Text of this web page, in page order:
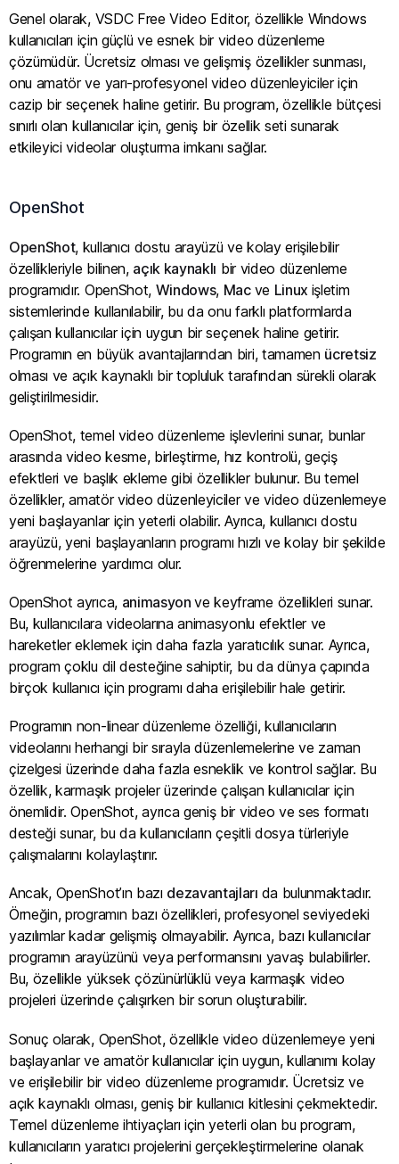
Genel olarak, VSDC Free Video Editor, özellikle Windows
kullanıcıları için güçlü ve esnek bir video düzenleme
çözümüdür. Ücretsiz olması ve gelişmiş özellikler sunması,
onu amatör ve yarı-profesyonel video düzenleyiciler için
cazip bir seçenek haline getirir. Bu program, özellikle bütçesi
sınırlı olan kullanıcılar için, geniş bir özellik seti sunarak
etkileyici videolar oluşturma imkanı sağlar.
OpenShot
OpenShot, kullanıcı dostu arayüzü ve kolay erişilebilir
özellikleriyle bilinen, açık kaynaklı bir video düzenleme
programıdır. OpenShot, Windows, Mac ve Linux işletim
sistemlerinde kullanılabilir, bu da onu farklı platformlarda
çalışan kullanıcılar için uygun bir seçenek haline getirir.
Programın en büyük avantajlarından biri, tamamen ücretsiz
olması ve açık kaynaklı bir topluluk tarafından sürekli olarak
geliştirilmesidir.
OpenShot, temel video düzenleme işlevlerini sunar, bunlar
arasında video kesme, birleştirme, hız kontrolü, geçiş
efektleri ve başlık ekleme gibi özellikler bulunur. Bu temel
özellikler, amatör video düzenleyiciler ve video düzenlemeye
yeni başlayanlar için yeterli olabilir. Ayrıca, kullanıcı dostu
arayüzü, yeni başlayanların programı hızlı ve kolay bir şekilde
öğrenmelerine yardımcı olur.
OpenShot ayrıca, animasyonve keyframe özellikleri sunar.
Bu, kullanıcılara videolarına animasyonlu efektler ve
hareketler eklemek için daha fazla yaratıcılık sunar. Ayrıca,
program çoklu dil desteğine sahiptir, bu da dünya çapında
birçok kullanıcı için programı daha erişilebilir hale getirir.
Programın non-linear düzenleme özelliği, kullanıcıların
videolarını herhangi bir sırayla düzenlemelerine ve zaman
çizelgesi üzerinde daha fazla esneklik ve kontrol sağlar. Bu
özellik, karmaşık projeler üzerinde çalışan kullanıcılar için
önemlidir. OpenShot, ayrıca geniş bir video ve ses formatı
desteği sunar, bu da kullanıcıların çeşitli dosya türleriyle
çalışmalarını kolaylaştırır.
Ancak, OpenShot’ın bazı dezavantajları da bulunmaktadır.
Örneğin, programın bazı özellikleri, profesyonel seviyedeki
yazılımlar kadar gelişmiş olmayabilir. Ayrıca, bazı kullanıcılar
programın arayüzünü veya performansını yavaş bulabilirler.
Bu, özellikle yüksek çözünürlüklü veya karmaşık video
projeleri üzerinde çalışırken bir sorun oluşturabilir.
Sonuç olarak, OpenShot, özellikle video düzenlemeye yeni
başlayanlar ve amatör kullanıcılar için uygun, kullanımı kolay
ve erişilebilir bir video düzenleme programıdır. Ücretsiz ve
açık kaynaklı olması, geniş bir kullanıcı kitlesini çekmektedir.
Temel düzenleme ihtiyaçları için yeterli olan bu program,
kullanıcıların yaratıcı projelerini gerçekleştirmelerine olanak